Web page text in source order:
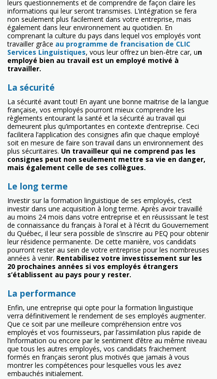
leurs questionnements et de comprendre de façon claire les
informations qui leur seront transmises. L’intégration se fera
non seulement plus facilement dans votre entreprise, mais
également dans leur environnement au quotidien. En
comprenant la culture du pays dans lequel vos employés vont
travailler grâce au programme de francisation de CLIC
Services Linguistiques, vous leur offrez un bien-être car, un
employé bien au travail est un employé motivé à
travailler.
La sécurité
La sécurité avant tout! En ayant une bonne maitrise de la langue
française, vos employés pourront mieux comprendre les
règlements entourant la santé et la sécurité au travail qui
demeurent plus qu’importantes en contexte d’entreprise. Ceci
facilitera l’application des consignes afin que chaque employé
soit en mesure de faire son travail dans un environnement des
plus sécuritaires. Un travailleur qui ne comprend pas les
consignes peut non seulement mettre sa vie en danger,
mais également celle de ses collègues.
Le long terme
Investir sur la formation linguistique de ses employés, c’est
investir dans une acquisition à long terme. Après avoir travaillé
au moins 24 mois dans votre entreprise et en réussissant le test
de connaissance du français à l’oral et à l’écrit du Gouvernement
du Québec, il leur sera possible de s’inscrire au PEQ pour obtenir
leur résidence permanente. De cette manière, vos candidats
pourront rester au sein de votre entreprise pour les nombreuses
années à venir. Rentabilisez votre investissement sur les
20 prochaines années si vos employés étrangers
s’établissent au pays pour y rester.
La performance
Enfin, une entreprise qui opte pour la formation linguistique
verra définitivement le rendement de ses employés augmenter.
Que ce soit par une meilleure compréhension entre vos
employés et vos fournisseurs, par l’assimilation plus rapide de
l’information ou encore par le sentiment d’être au même niveau
que tous les autres employés, vos candidats fraichement
formés en français seront plus motivés que jamais à vous
montrer les compétences pour lesquelles vous les avez
embauchés initialement.